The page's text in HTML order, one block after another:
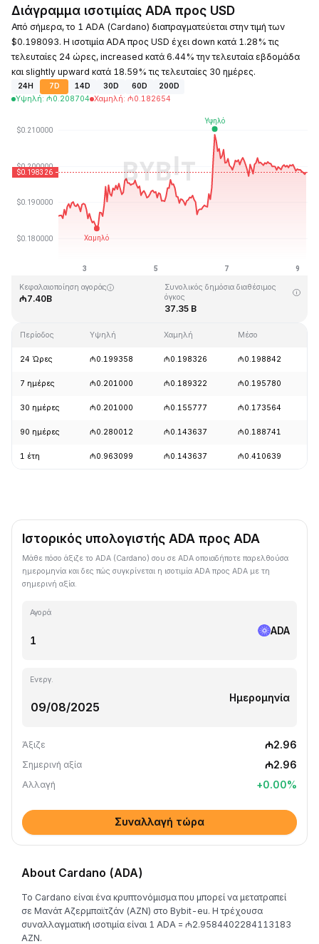
Διάγραμμα ισοτιμίας ADA προς USD
Από σήμερα, το 1 ADA (Cardano) διαπραγματεύεται στην τιμή των
$0.198093. Η ισοτιμία ADA προς USD έχει down κατά 1.28% τις
τελευταίες 24 ώρες, increased κατά 6.44% την τελευταία εβδομάδα
και slightly upward κατά 18.59% τις τελευταίες 30 ημέρες.
24H 7D 14D 30D 60D
200D
Υψηλή: ₼0.208704 Χαμηλή: ₼0.182654
Τελευταία ενημέρωση στις: 2026-08-09, 06:05 GMT+0
Κεφαλαιοποίηση αγοράς
₼7.40B
Συνολικός δημόσια διαθέσιμος
όγκος
37.35 B
Περίοδος Υψηλή Χαμηλή Μέσο
24 Ώρες ₼0.199358 ₼0.198326 ₼0.198842
7 ημέρες ₼0.201000 ₼0.189322 ₼0.195780
30 ημέρες ₼0.201000 ₼0.155777 ₼0.173564
90 ημέρες ₼0.280012 ₼0.143637 ₼0.188741
1 έτη ₼0.963099 ₼0.143637 ₼0.410639
Ιστορικός υπολογιστής ADA προς ADA
Μάθε πόσο άξιζε το ADA (Cardano) σου σε ADA οποιαδήποτε παρελθούσα
ημερομηνία και δες πώς συγκρίνεται η ισοτιμία ADA προς ADA με τη
σημερινή αξία.
Αγορά
ADA
Ενεργ.
Ημερομηνία
Άξιζε ₼2.96
Σημερινή αξία ₼2.96
Αλλαγή +0.00%
Συναλλαγή τώρα
About Cardano (ADA)
Το Cardano είναι ένα κρυπτονόμισμα που μπορεί να μετατραπεί
σε Μανάτ Αζερμπαϊτζάν (AZN) στο Bybit-eu. Η τρέχουσα
συναλλαγματική ισοτιμία είναι 1 ADA = ₼2.9584402284113183
AZN.